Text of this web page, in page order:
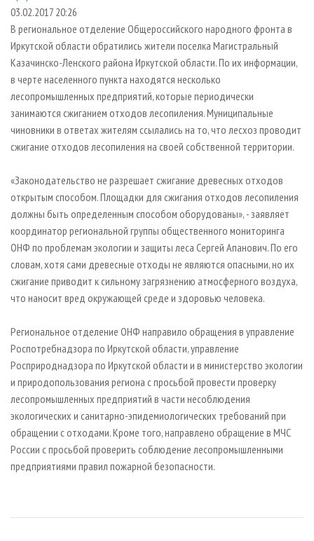
СУШКА ДРЕВЕСИНЫ
ПРОИЗВОДСТВО ДРЕВЕСНЫХ ПЛИТ
ДЕРЕВЯННОЕ ДОМОСТРОЕНИЕ
ПРОИЗВОДСТВО МЕБЕЛИ
БИОЭНЕРГЕТИКА
ЦБП
ИНСТРУМЕНТ И МАТЕРИАЛЫ
ПЕРСОНЫ
МОБИЛЬНЫЕ ВЫСТАВКИ
ОФИЦИАЛЬНЫЕ ДЕЛЕГАЦИИ
ПРИОРИТЕТНЫЕ ИНВЕСТПРОЕКТЫ
RUSSIAN FORESTRY REVIEW
ГАЗЕТА ЛЕСПРОМФОРУМ
БИБЛИОТЕКА СПЕЦИАЛИСТА
КОНТАКТЫ
РЕКЛАМА
РЕКЛАМА НА САЙТЕ
03.02.2017 20:26
В региональное отделение Общероссийского народного фронта в
Иркутской области обратились жители поселка Магистральный
Казачинско-Ленского района Иркутской области. По их информации,
в черте населенного пункта находятся несколько
лесопромышленных предприятий, которые периодически
занимаются сжиганием отходов лесопиления. Муниципальные
чиновники в ответах жителям ссылались на то, что лесхоз проводит
сжигание отходов лесопиления на своей собственной территории.
«Законодательство не разрешает сжигание древесных отходов
открытым способом. Площадки для сжигания отходов лесопиления
должны быть определенным способом оборудованы», - заявляет
координатор региональной группы общественного мониторинга
ОНФ по проблемам экологии и защиты леса Сергей Апанович. По его
словам, хотя сами древесные отходы не являются опасными, но их
сжигание приводит к сильному загрязнению атмосферного воздуха,
что наносит вред окружающей среде и здоровью человека.
Региональное отделение ОНФ направило обращения в управление
Роспотребнадзора по Иркутской области, управление
Росприроднадзора по Иркутской области и в министерство экологии
и природопользования региона с просьбой провести проверку
лесопромышленных предприятий в части несоблюдения
экологических и санитарно-эпидемиологических требований при
обращении с отходами. Кроме того, направлено обращение в МЧС
России с просьбой проверить соблюдение лесопромышленными
предприятиями правил пожарной безопасности.